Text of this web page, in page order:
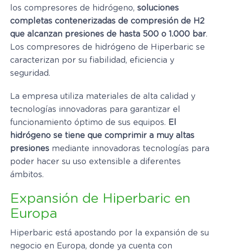
los compresores de hidrógeno, soluciones
completas contenerizadas de compresión de H2
que alcanzan presiones de hasta 500 o 1.000 bar.
Los compresores de hidrógeno de Hiperbaric se
caracterizan por su fiabilidad, eficiencia y
seguridad.
La empresa utiliza materiales de alta calidad y
tecnologías innovadoras para garantizar el
funcionamiento óptimo de sus equipos. El
hidrógeno se tiene que comprimir a muy altas
presiones mediante innovadoras tecnologías para
poder hacer su uso extensible a diferentes
ámbitos.
Expansión de Hiperbaric en
Europa
Hiperbaric está apostando por la expansión de su
negocio en Europa, donde ya cuenta con